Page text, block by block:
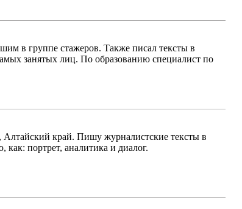
в группе стажеров. Также писал тексты в
занятых лиц. По образованию специалист по
край. Пишу журналистские тексты в
портрет, аналитика и диалог.